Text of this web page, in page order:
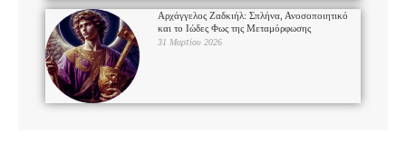
Αρχάγγελος Ζαδκιήλ: Σπλήνα, Ανοσοποιητικό
και το Ιώδες Φως της Μεταμόρφωσης
31 Μαρτίου 2026